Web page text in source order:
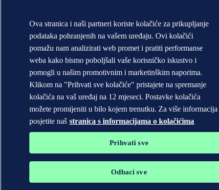
Ova stranica i naši partneri koriste kolačiće za prikupljanje
podataka pohranjenih na vašem uređaju. Ovi kolačići
pomažu nam analizirati web promet i pratiti performanse
weba kako bismo poboljšali vaše korisničko iskustvo i
pomogli u našim promotivnim i marketinškim naporima.
Klikom na "Prihvati sve kolačiće" pristajete na spremanje
kolačića na vaš uređaj na 12 mjeseci. Postavke kolačića
možete promijeniti u bilo kojem trenutku. Za više informacija
posjetite naš stranica s informacijama o kolačićima
Prihvati sve
Odbaci sve